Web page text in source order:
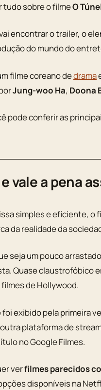
tudo sobre o filmeO
encontrar o trailer, o
do mundo do
filme coreano dedrama
Jung-woo Ha, Doona
pode conferir as
vale a pena
simples e eficiente, o
da realidade da
seja um pouco
Quase claustrofóbico
de Hollywood.
foi exibido pela primeira
plataforma de
no Google Filmes.
verfilmes parecidos
disponíveis na